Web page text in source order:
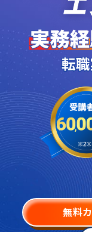
無料